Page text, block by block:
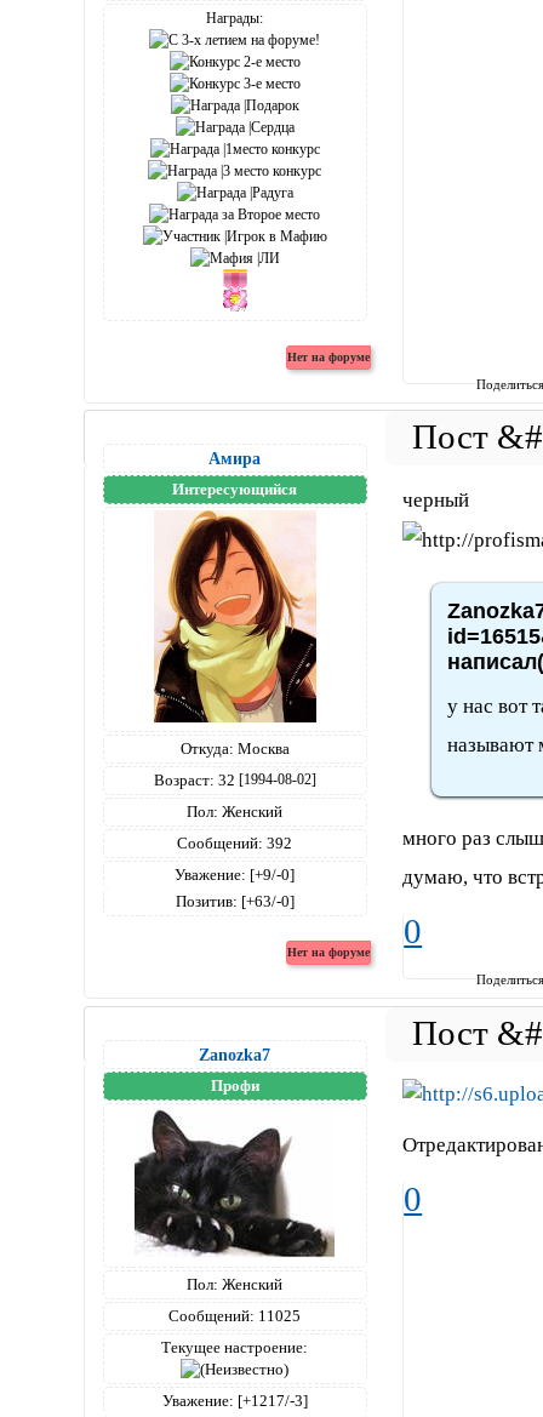
Награды:
Амира
Интересующийся
Откуда: Москва
Возраст: 32 [1994-08-02]
Пол: Женский
Сообщений: 392
Уважение: [+9/-0]
Позитив: [+63/-0]
черный
у нас вот
называют
много раз
думаю, что
0
Zanozka7
Профи
Пол: Женский
Сообщений: 11025
Текущее настроение:
Уважение: [+1217/-3]
0